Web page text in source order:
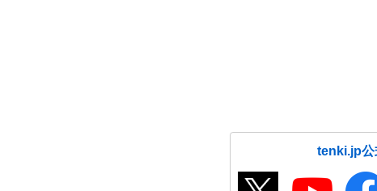
tenki.jp公